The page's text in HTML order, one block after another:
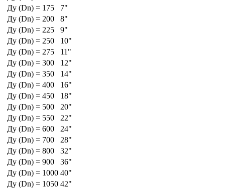
Ду (Dn) = 175
7"
Ду (Dn) = 200
8"
Ду (Dn) = 225
9"
Ду (Dn) = 250
10"
Ду (Dn) = 275
11"
Ду (Dn) = 300
12"
Ду (Dn) = 350
14"
Ду (Dn) = 400
16"
Ду (Dn) = 450
18"
Ду (Dn) = 500
20"
Ду (Dn) = 550
22"
Ду (Dn) = 600
24"
Ду (Dn) = 700
28"
Ду (Dn) = 800
32"
Ду (Dn) = 900
36"
Ду (Dn) = 1000 40"
Ду (Dn) = 1050 42"